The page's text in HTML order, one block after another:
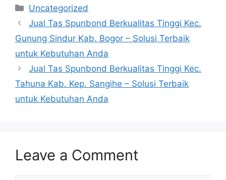
Categories
Uncategorized
Jual Tas Spunbond Berkualitas Tinggi Kec.
Gunung Sindur Kab. Bogor – Solusi Terbaik
untuk Kebutuhan Anda
Jual Tas Spunbond Berkualitas Tinggi Kec.
Tahuna Kab. Kep. Sangihe – Solusi Terbaik
untuk Kebutuhan Anda
Leave a Comment